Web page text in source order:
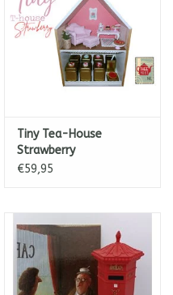
Tiny Tea-House
Strawberry
€59,95